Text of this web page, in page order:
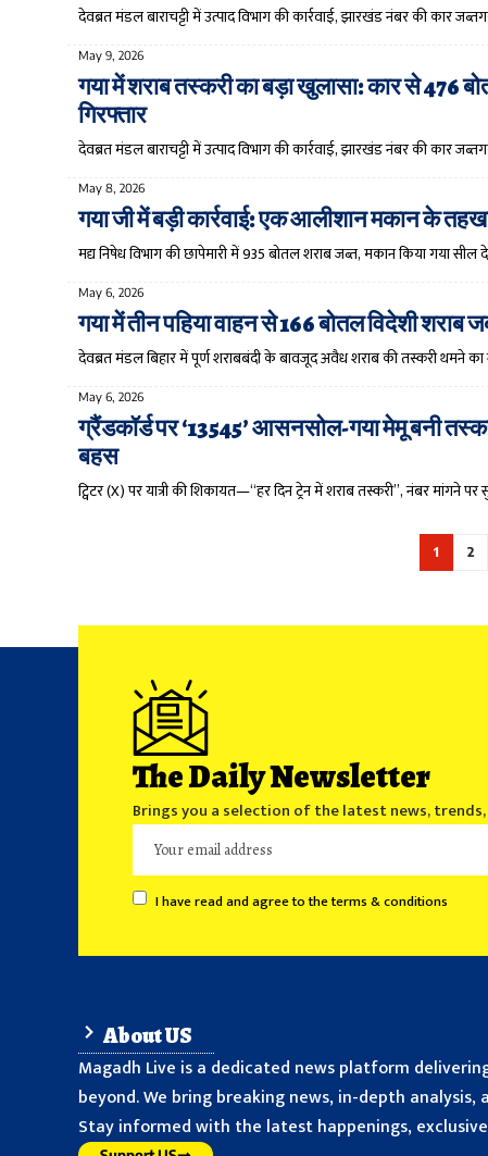
देवब्रत मंडल बाराचट्टी में उत्पाद विभाग की कार्रवाई, झारखंड नंबर की कार
May 9, 2026
गया में शराब तस्करी का बड़ा खुलासा: कार से 476
गिरफ्तार
देवब्रत मंडल बाराचट्टी में उत्पाद विभाग की कार्रवाई, झारखंड नंबर की कार
May 8, 2026
गया जी में बड़ी कार्रवाई: एक आलीशान मकान के
मद्य निषेध विभाग की छापेमारी में 935 बोतल शराब जब्त, मकान किया गया
May 6, 2026
गया में तीन पहिया वाहन से 166 बोतल विदेशी शराब
देवब्रत मंडल बिहार में पूर्ण शराबबंदी के बावजूद अवैध शराब की तस्करी थमने का
May 6, 2026
ग्रैंडकॉर्ड पर ‘13545’ आसनसोल-गया मेमू बनी
बहस
ट्विटर (X) पर यात्री की शिकायत—“हर दिन ट्रेन में शराब तस्करी”, नंबर मांगने
1 2
The Daily Newsletter
Brings you a selection of the latest news,
I have read and agree to the terms & conditions
About US
Magadh Live is a dedicated news platform
beyond. We bring breaking news, in-depth
Stay informed with the latest happenings,